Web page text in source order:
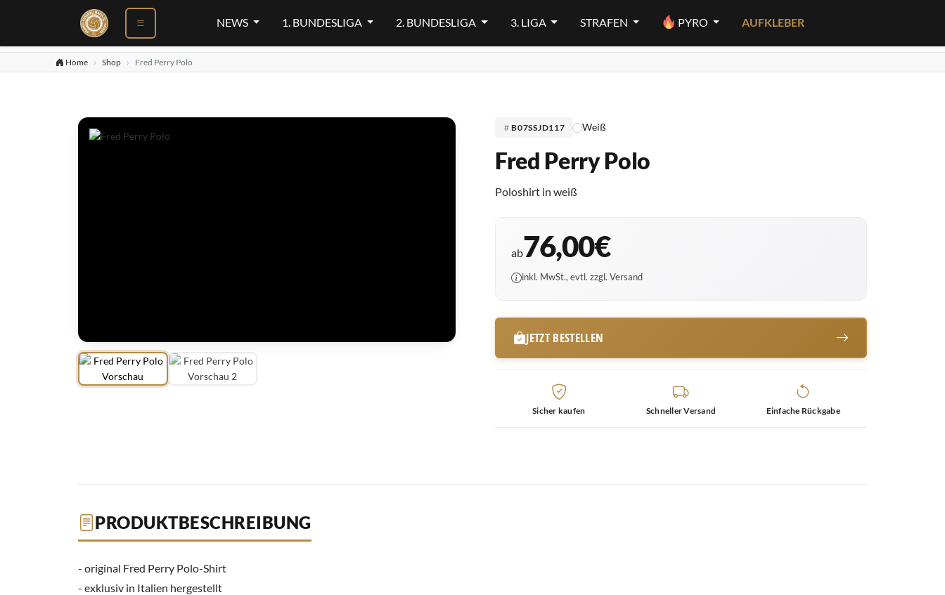
NEWS 1. BUNDESLIGA 2. BUNDESLIGA 3. LIGA STRAFEN PYRO AUFKLEBER
Home Shop Fred Perry Polo
B07SSJD117 Weiß
Fred Perry Polo
Poloshirt in weiß
ab76,00€
inkl. MwSt., evtl. zzgl. Versand
JETZT BESTELLEN
Sicher kaufen Schneller Versand Einfache Rückgabe
PRODUKTBESCHREIBUNG
- original Fred Perry Polo-Shirt
- exklusiv in Italien hergestellt